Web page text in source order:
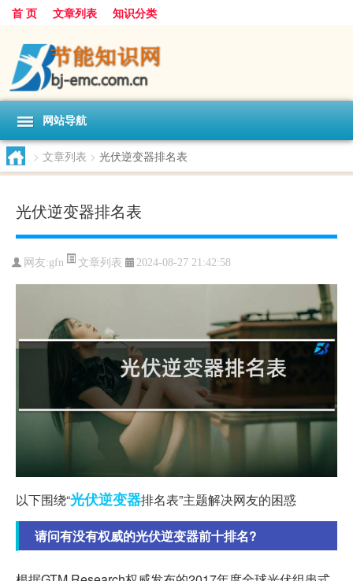
首 页 文章列表 知识分类
网站导航
> 文章列表 > 光伏逆变器排名表
光伏逆变器排名表
网友:gfn 文章列表 2024-08-27 21:42:58
以下围绕“光伏逆变器排名表”主题解决网友的困惑
请问有没有权威的光伏逆变器前十排名?